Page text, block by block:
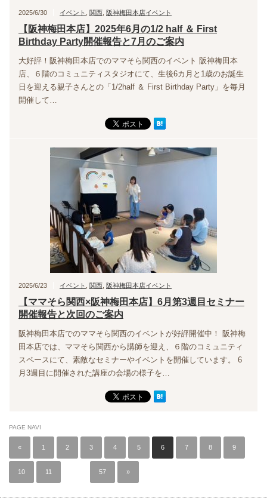
2025/6/30 イベント 関西 阪神梅田本店イベント
【阪神梅田本店】2025年6月の1/2 half ＆ First
Birthday Party開催報告と7月のご案内
大好評！阪神梅田本店でのママそら関西のイベント 阪神梅田本
店、６階のコミュニティスタジオにて、生後6カ月と1歳のお誕生
日を迎える親子さんとの「1/2half ＆ First Birthday Party」を毎月
開催して…
2025/6/23 イベント 関西 阪神梅田本店イベント
【ママそら関西×阪神梅田本店】6月第3週目セミナー
開催報告と次回のご案内
阪神梅田本店でのママそら関西のイベントが好評開催中！ 阪神梅
田本店では、ママそら関西から講師を迎え、６階のコミュニティ
スペースにて、素敵なセミナーやイベントを開催しています。 6
月3週目に開催された講座の会場の様子を…
PAGE NAVI
« 1 2 3 4 5 6 7 8 9
10 11 57 »